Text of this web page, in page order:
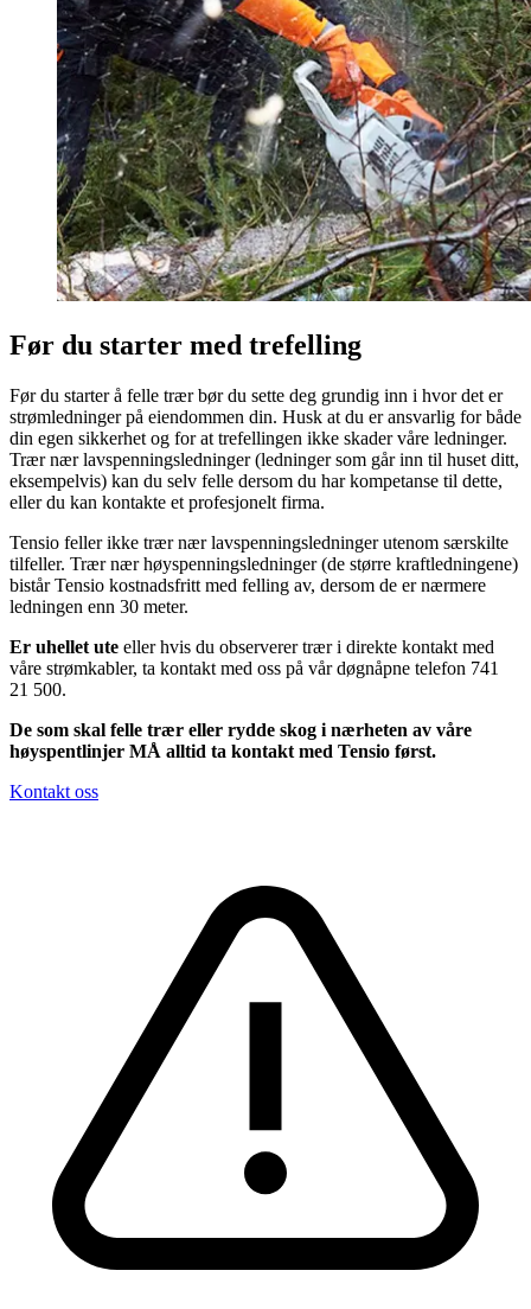
Før du starter med trefelling
Før du starter å felle trær bør du sette deg grundig inn i hvor det er
strømledninger på eiendommen din. Husk at du er ansvarlig for både
din egen sikkerhet og for at trefellingen ikke skader våre ledninger.
Trær nær lavspenningsledninger (ledninger som går inn til huset ditt,
eksempelvis) kan du selv felle dersom du har kompetanse til dette,
eller du kan kontakte et profesjonelt firma.
Tensio feller ikke trær nær lavspenningsledninger utenom særskilte
tilfeller. Trær nær høyspenningsledninger (de større kraftledningene)
bistår Tensio kostnadsfritt med felling av, dersom de er nærmere
ledningen enn 30 meter.
Er uhellet ute eller hvis du observerer trær i direkte kontakt med
våre strømkabler, ta kontakt med oss på vår døgnåpne telefon 741
21 500.
De som skal felle trær eller rydde skog i nærheten av våre
høyspentlinjer MÅ alltid ta kontakt med Tensio først.
Kontakt oss